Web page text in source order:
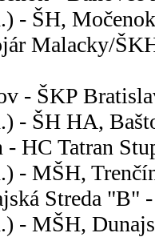
- ŠH,
-
- ŠH HA,
- HC
- MŠH,
Streda
- MŠH,